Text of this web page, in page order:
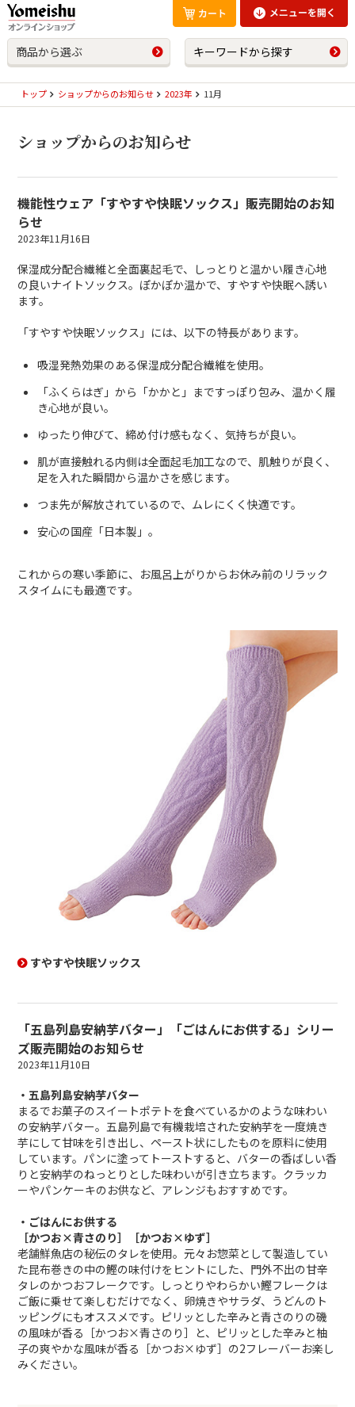
商品から選ぶ キーワードから探す
トップ ショップからのお知らせ 2023年 11月
ショップからのお知らせ
機能性ウェア「すやすや快眠ソックス」販売開始のお知
らせ
2023年11月16日
保湿成分配合繊維と全面裏起毛で、しっとりと温かい履き心地
の良いナイトソックス。 ぽかぽか温かで、すやすや快眠へ誘い
ます。
「すやすや快眠ソックス」には、以下の特長があります。
吸湿発熱効果のある保湿成分配合繊維を使用。
「ふくらはぎ」から「かかと」まですっぽり包み、温かく履
き心地が良い。
ゆったり伸びて、締め付け感もなく、気持ちが良い。
肌が直接触れる内側は全面起毛加工なので、肌触りが良く、
足を入れた瞬間から温かさを感じます。
つま先が解放されているので、ムレにくく快適です。
安心の国産「日本製」。
これからの寒い季節に、お風呂上がりからお休み前のリラック
スタイムにも最適です。
すやすや快眠ソックス
「五島列島安納芋バター」「ごはんにお供する」シリー
ズ販売開始のお知らせ
2023年11月10日
・五島列島安納芋バター
まるでお菓子のスイートポテトを食べているかのような味わい
の安納芋バター。五島列島で有機栽培された安納芋を一度焼き
芋にして甘味を引き出し、ペースト状にしたものを原料に使用
しています。パンに塗ってトーストすると、バターの香ばしい香
りと安納芋のねっとりとした味わいが引き立ちます。クラッカ
ーやパンケーキのお供など、アレンジもおすすめです。
・ごはんにお供する
［かつお×青さのり］［かつお×ゆず］
老舗鮮魚店の秘伝のタレを使用。元々お惣菜として製造してい
た昆布巻きの中の鰹の味付けをヒントにした、門外不出の甘辛
タレのかつおフレークです。しっとりやわらかい鰹フレークは
ご飯に乗せて楽しむだけでなく、卵焼きやサラダ、うどんのト
ッピングにもオススメです。ピリッとした辛みと青さのりの磯
の風味が香る［かつお×青さのり］と、ピリッとした辛みと柚
子の爽やかな風味が香る［かつお×ゆず］の2フレーバーお楽し
みください。